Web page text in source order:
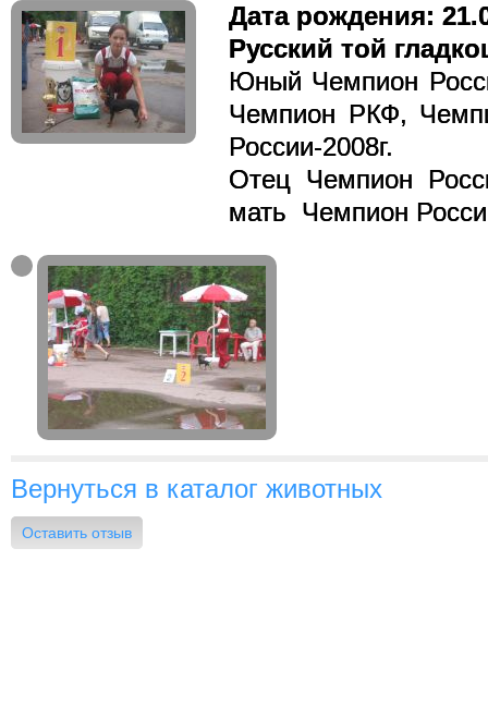
Дата рождения:
Русский той
Юный Чемпион
Чемпион РКФ,
России-2008г.
Отец Чемпион
мать Чемпион
Вернуться в каталог животных
Оставить отзыв